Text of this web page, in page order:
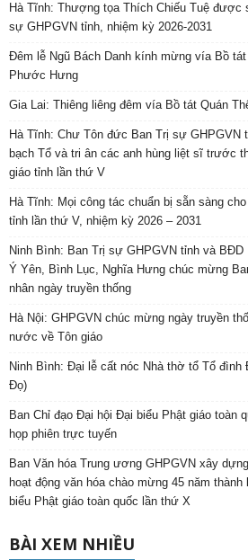
Hà Tĩnh: Thượng tọa Thích Chiếu Tuệ được
sự GHPGVN tỉnh, nhiệm kỳ 2026-2031
Đêm lễ Ngũ Bách Danh kính mừng vía Bồ
Phước Hưng
Gia Lai: Thiêng liêng đêm vía Bồ tát Quán
Hà Tĩnh: Chư Tôn đức Ban Trị sự GHPGVN
bạch Tổ và tri ân các anh hùng liệt sĩ trước
giáo tỉnh lần thứ V
Hà Tĩnh: Mọi công tác chuẩn bị sẵn sàng
tỉnh lần thứ V, nhiệm kỳ 2026 – 2031
Ninh Bình: Ban Trị sự GHPGVN tỉnh và BĐD
Ý Yên, Bình Lục, Nghĩa Hưng chúc mừng
nhân ngày truyền thống
Hà Nội: GHPGVN chúc mừng ngày truyền
nước về Tôn giáo
Ninh Bình: Đại lễ cất nóc Nhà thờ tổ Tổ đình
Đọ)
Ban Chỉ đạo Đại hội Đại biểu Phật giáo toàn
họp phiên trực tuyến
Ban Văn hóa Trung ương GHPGVN xây
hoạt động văn hóa chào mừng 45 năm
biểu Phật giáo toàn quốc lần thứ X
BÀI XEM NHIỀU